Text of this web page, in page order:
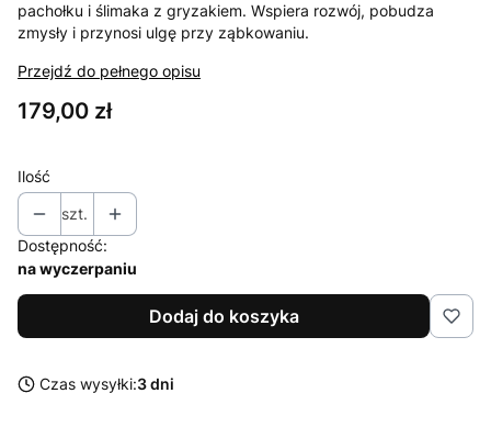
pachołku i ślimaka z gryzakiem. Wspiera rozwój, pobudza
zmysły i przynosi ulgę przy ząbkowaniu.
Przejdź do pełnego opisu
Cena
179,00 zł
Ilość
szt.
Dostępność:
na wyczerpaniu
Dodaj do koszyka
Czas wysyłki:3 dni